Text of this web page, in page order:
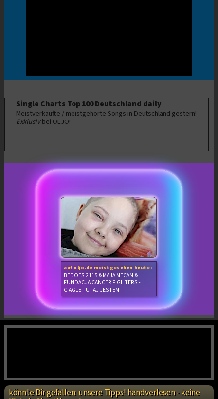
Single Charts Top 100 Deutschland daily
Meistverkaufte / meistgehörte Songs in Deutschland gestern!
Exklusivbei OLJO!
auf oljo.de meistgesehen heute:
BEDOES 2115 & MAJA MECAN &
FUNDACJA CANCER FIGHTERS -
CIAGLE TUTAJ JESTEM
könnte Dir gefallen: unsere Tipps! handverlesen - keine